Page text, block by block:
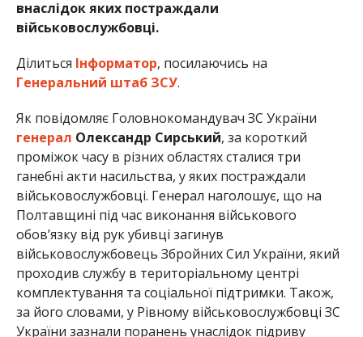
внаслідок яких постраждали
військовослужбовці.
Ділиться Інформатор, посилаючись на
Генеральний штаб ЗСУ.
Як повідомляє Головнокомандувач ЗС України
генерал Олександр Сирський, за короткий
проміжок часу в різних областях сталися три
ганебні акти насильства, у яких постраждали
військовослужбовці. Генерал наголошує, що на
Полтавщині під час виконання військового
обов’язку від рук убивці загинув
військовослужбовець Збройних Сил України, який
проходив службу в територіальному центрі
комплектування та соціальної підтримки. Також,
за його словами, у Рівному військовослужбовці ЗС
України зазнали поранень унаслідок підриву